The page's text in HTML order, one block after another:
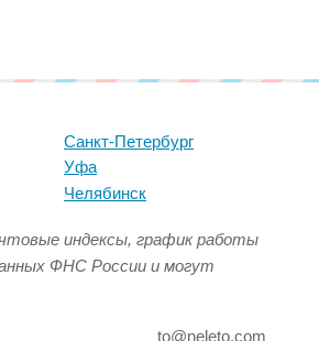
Санкт-Петербург
Уфа
Челябинск
индексы, график работы
ФНС России и могут
to@neleto.com